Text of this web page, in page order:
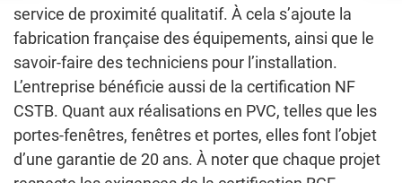
service de proximité qualitatif. À cela s’ajoute la
fabrication française des équipements, ainsi que le
savoir-faire des techniciens pour l’installation.
L’entreprise bénéficie aussi de la certification NF
CSTB. Quant aux réalisations en PVC, telles que les
portes-fenêtres, fenêtres et portes, elles font l’objet
d’une garantie de 20 ans. À noter que chaque projet